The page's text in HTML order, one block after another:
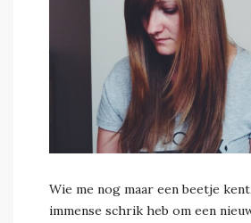
saravdv 0
Wie me nog maar een beetje
immense schrik heb om een